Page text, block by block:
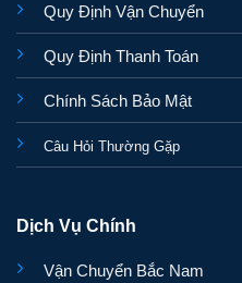
Quy Định Vận Chuyển
Quy Định Thanh Toán
Chính Sách Bảo Mật
Câu Hỏi Thường Gặp
Dịch Vụ Chính
Vận Chuyển Bắc Nam